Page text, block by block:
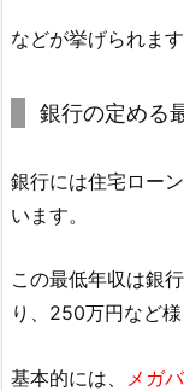
などが挙げられます
銀行の定める
銀行には住宅ロー
います。
この最低年収は銀
り、250万円など様
基本的には、
メガ